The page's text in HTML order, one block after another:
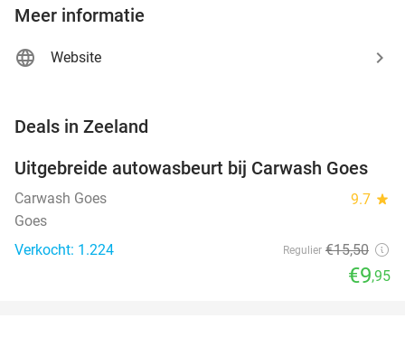
Meer informatie
Website
Deals in Zeeland
36%
Uitgebreide autowasbeurt bij Carwash Goes
Carwash Goes 9.7 star
Goes
Verkocht: 1.224
Regulier €15,50
€9,95